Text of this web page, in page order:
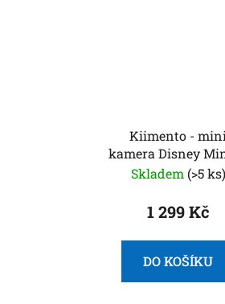
Kiimento - mini
kamera Disney
Mouse
Skladem (>5 ks)
1 299 Kč
DO KOŠÍKU